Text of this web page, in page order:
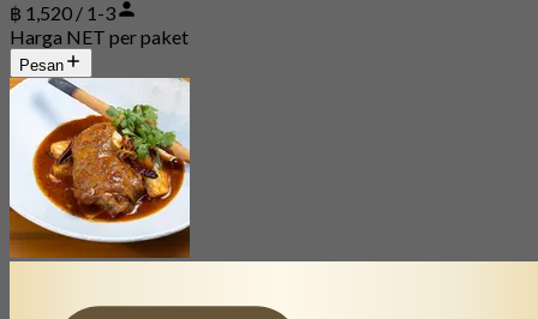
฿ 1,520 / 1-3
Harga NET per paket
Pesan